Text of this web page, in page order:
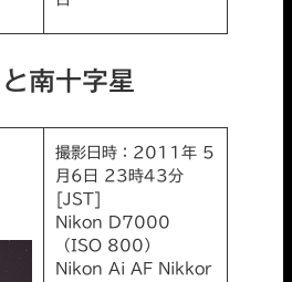
南十字星
撮影日時：2011年 5
月6日 23時43分
[JST]
Nikon D7000
（ISO 800）
Nikon Ai AF Nikkor